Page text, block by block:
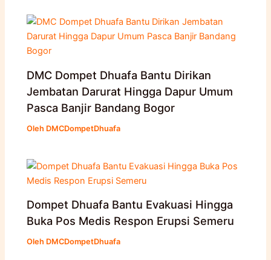
DMC Dompet Dhuafa Bantu Dirikan
Jembatan Darurat Hingga Dapur Umum
Pasca Banjir Bandang Bogor
Oleh DMCDompetDhuafa
Dompet Dhuafa Bantu Evakuasi Hingga
Buka Pos Medis Respon Erupsi Semeru
Oleh DMCDompetDhuafa